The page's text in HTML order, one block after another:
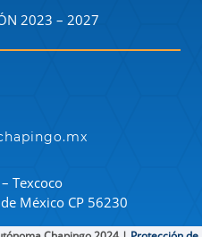
2023 – 2027
Texcoco
México CP 56230